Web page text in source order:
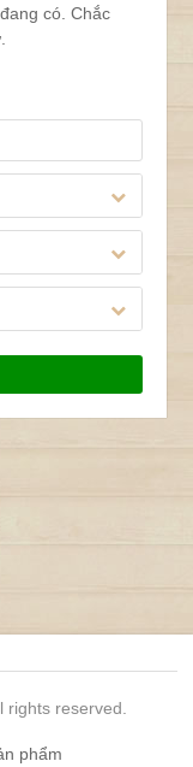
có. Chắc
rights reserved.
phẩm